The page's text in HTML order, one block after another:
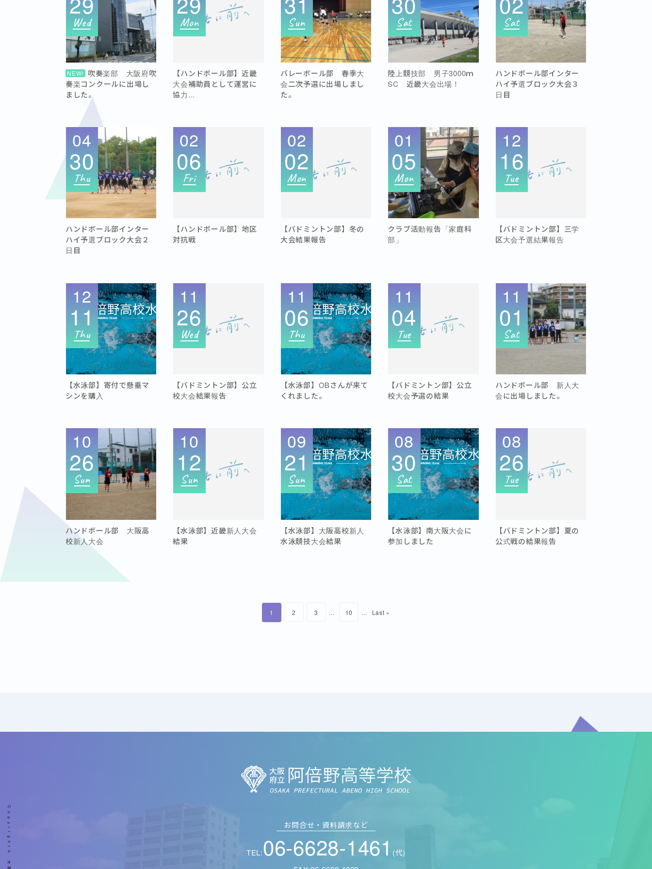
Wed
NEW! 吹奏楽部 大阪府吹
奏楽コンクールに出場し
ました。
Mon
【ハンドボール部】近畿
大会補助員として運営に
協力...
Sun
バレーボール部 春季大
会二次予選に出場しまし
た。
Sat
陸上競技部 男子3000ｍ
SC 近畿大会出場！
Sat
ハンドボール部インター
ハイ予選ブロック大会３
日目
04
30
Thu
ハンドボール部インター
ハイ予選ブロック大会２
日目
02
06
Fri
【ハンドボール部】地区
対抗戦
02
02
Mon
【バドミントン部】冬の
大会結果報告
01
05
Mon
クラブ活動報告「家庭科
部」
12
16
Tue
【バドミントン部】三学
区大会予選結果報告
12
11
Thu
【水泳部】寄付で懸垂マ
シンを購入
11
26
Wed
【バドミントン部】公立
校大会結果報告
11
06
Thu
【水泳部】OBさんが来て
くれました。
11
04
Tue
【バドミントン部】公立
校大会予選の結果
11
01
Sat
ハンドボール部 新人大
会に出場しました。
10
26
Sun
ハンドボール部 大阪高
校新人大会
10
12
Sun
【水泳部】近畿新人大会
結果
09
21
Sun
【水泳部】大阪高校新人
水泳競技大会結果
08
30
Sat
【水泳部】南大阪大会に
参加しました
08
26
Tue
【バドミントン部】夏の
公式戦の結果報告
1 2 3 ... 10 ... Last »
お問合せ・資料請求など
TEL:06-6628-1461 (代)